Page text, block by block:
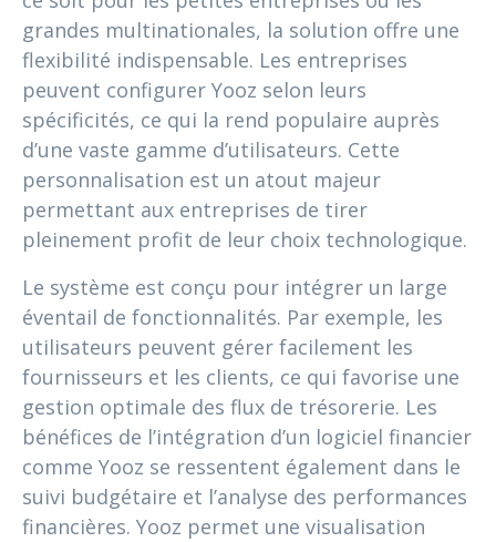
grandes multinationales, la solution offre une
flexibilité indispensable. Les entreprises
peuvent configurer Yooz selon leurs
spécificités, ce qui la rend populaire auprès
d’une vaste gamme d’utilisateurs. Cette
personnalisation est un atout majeur
permettant aux entreprises de tirer
pleinement profit de leur choix technologique.
Le système est conçu pour intégrer un large
éventail de fonctionnalités. Par exemple, les
utilisateurs peuvent gérer facilement les
fournisseurs et les clients, ce qui favorise une
gestion optimale des flux de trésorerie. Les
bénéfices de l’intégration d’un logiciel financier
comme Yooz se ressentent également dans le
suivi budgétaire et l’analyse des performances
financières. Yooz permet une visualisation